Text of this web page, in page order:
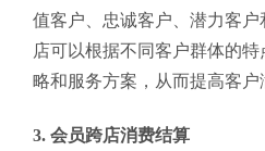
值客户、忠诚客户、潜力客
店可以根据不同客户群体的
略和服务方案，从而提高客户
3. 会员跨店消费结算